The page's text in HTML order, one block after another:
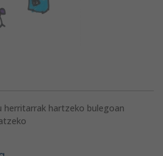
herritarrak hartzeko bulegoan